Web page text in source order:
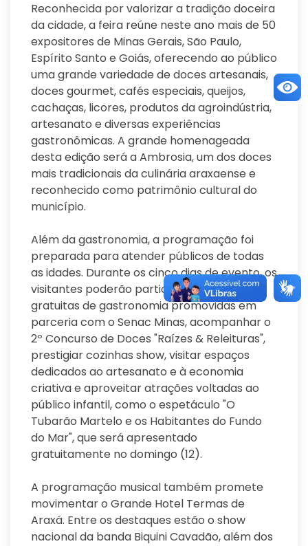
Reconhecida por valorizar a tradição doceira
da cidade, a feira reúne neste ano mais de 50
expositores de Minas Gerais, São Paulo,
Espírito Santo e Goiás, oferecendo ao público
uma grande variedade de doces artesanais,
doces gourmet, cafés especiais, queijos,
cachaças, licores, produtos da agroindústria,
artesanato e diversas experiências
gastronômicas. A grande homenageada
desta edição será a Ambrosia, um dos doces
mais tradicionais da culinária araxaense e
reconhecido como patrimônio cultural do
município.
Além da gastronomia, a programação foi
preparada para atender públicos de todas
as idades. Durante os cinco dias de evento, os
visitantes poderão participar de oficinas
gratuitas de gastronomia promovidas em
parceria com o Senac Minas, acompanhar o
2º Concurso de Doces "Raízes & Releituras",
prestigiar cozinhas show, visitar espaços
dedicados ao artesanato e à economia
criativa e aproveitar atrações voltadas ao
público infantil, como o espetáculo "O
Tubarão Martelo e os Habitantes do Fundo
do Mar", que será apresentado
gratuitamente no domingo (12).
A programação musical também promete
movimentar o Grande Hotel Termas de
Araxá. Entre os destaques estão o show
nacional da banda Biquini Cavadão, além dos